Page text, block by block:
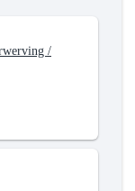
/